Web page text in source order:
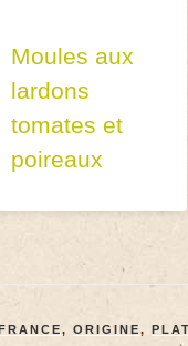
Moules aux
lardons
tomates et
poireaux
, ORIGINE,